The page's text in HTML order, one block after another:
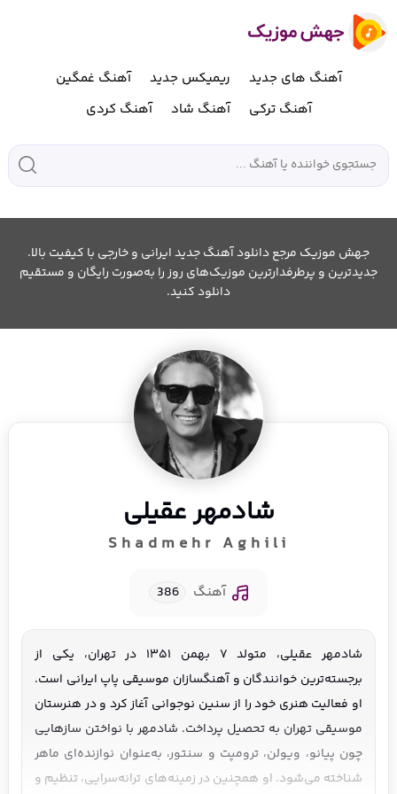
آهنگ های جدید ریمیکس جدید
آهنگ غمگین
آهنگ ترکی
آهنگ شاد آهنگ کردی
جهش موزیک مرجع دانلود آهنگ جدید ایرانی و خارجی با کیفیت بالا.
جدیدترین و پرطرفدارترین موزیک‌های روز را به‌صورت رایگان و مستقیم
دانلود کنید.
شادمهر عقیلی
Shadmehr Aghili
آهنگ 386
شادمهر عقیلی، متولد ۷ بهمن ۱۳۵۱ در تهران، یکی از
برجسته‌ترین خوانندگان و آهنگسازان موسیقی پاپ ایرانی است.
او فعالیت هنری خود را از سنین نوجوانی آغاز کرد و در هنرستان
موسیقی تهران به تحصیل پرداخت. شادمهر با نواختن سازهایی
چون پیانو، ویولن، ترومپت و سنتور، به‌عنوان نوازنده‌ای ماهر
شناخته می‌شود. او همچنین در زمینه‌های ترانه‌سرایی، تنظیم و